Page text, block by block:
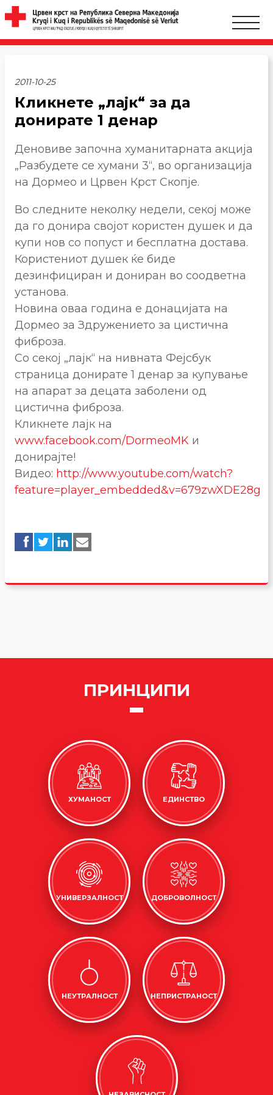
2011-10-25
Кликнете „лајк“ за да
донирате 1 денар
Деновиве започна хуманитарната акција
„Разбудете се хумани 3“, во организација
на Дормео и Црвен Крст Скопје.
Во следните неколку недели, секој може
да го донира својот користен душек и да
купи нов со попуст и бесплатна достава.
Користениот душек ќе биде
дезинфициран и дониран во соодветна
установа.
Новина оваа година е донацијата на
Дормео за Здружението за цистична
фиброза.
Со секој „лајк“ на нивната Фејсбук
страница донирате 1 денар за купување
на апарат за децата заболени од
цистична фиброза.
Кликнете лајк на
www.facebook.com/DormeoMK и
донирајте!
Видео: http://www.youtube.com/watch?
feature=player_embedded&v=679zwXDE28g
ПРИНЦИПИ
ХУМАНОСТ ЕДИНСТВО
УНИВЕРЗАЛНОСТ ДОБРОВОЛНОСТ
НЕУТРАЛНОСТ НЕПРИСТРАНОСТ